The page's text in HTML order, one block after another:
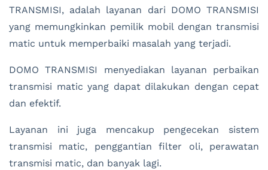
TRANSMISI, adalah layanan dari DOMO TRANSMISI
yang memungkinkan pemilik mobil dengan transmisi
matic untuk memperbaiki masalah yang terjadi.
DOMO TRANSMISI menyediakan layanan perbaikan
transmisi matic yang dapat dilakukan dengan cepat
dan efektif.
Layanan ini juga mencakup pengecekan sistem
transmisi matic, penggantian filter oli, perawatan
transmisi matic, dan banyak lagi.